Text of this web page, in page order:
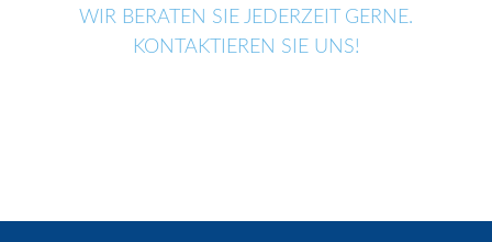
WIR BERATEN SIE JEDERZEIT GERNE.
KONTAKTIEREN SIE UNS!